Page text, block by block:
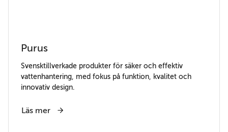
Purus
Svensktillverkade produkter för säker och effektiv
vattenhantering, med fokus på funktion, kvalitet och
innovativ design.
Läs mer